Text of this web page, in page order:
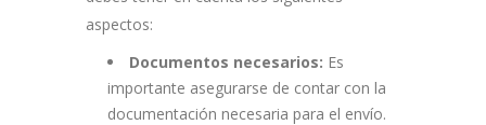
aspectos:
Documentos necesarios: Es
importante asegurarse de contar con la
documentación necesaria para el envío.